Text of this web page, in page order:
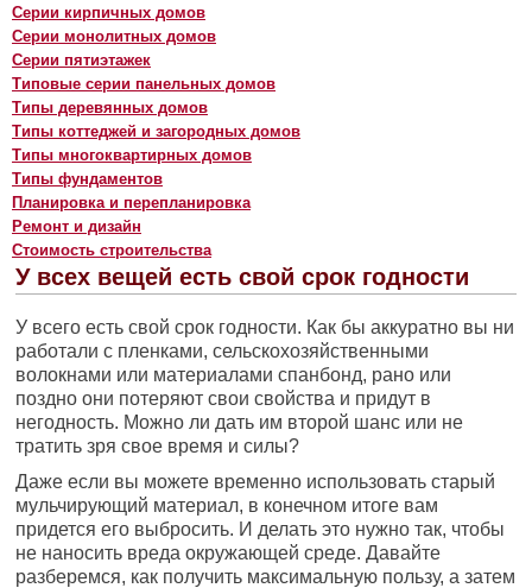
Серии кирпичных домов
Серии монолитных домов
Серии пятиэтажек
Типовые серии панельных домов
Типы деревянных домов
Типы коттеджей и загородных домов
Типы многоквартирных домов
Типы фундаментов
Планировка и перепланировка
Ремонт и дизайн
Стоимость строительства
У всех вещей есть свой срок годности
У всего есть свой срок годности. Как бы аккуратно вы ни
работали с пленками, сельскохозяйственными
волокнами или материалами спанбонд, рано или
поздно они потеряют свои свойства и придут в
негодность. Можно ли дать им второй шанс или не
тратить зря свое время и силы?
Даже если вы можете временно использовать старый
мульчирующий материал, в конечном итоге вам
придется его выбросить. И делать это нужно так, чтобы
не наносить вреда окружающей среде. Давайте
разберемся, как получить максимальную пользу, а затем